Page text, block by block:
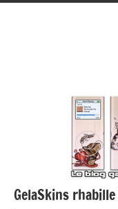
GelaSkins